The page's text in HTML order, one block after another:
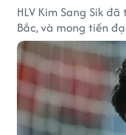
HLV Kim Sang Sik
Bắc, và mong tiền